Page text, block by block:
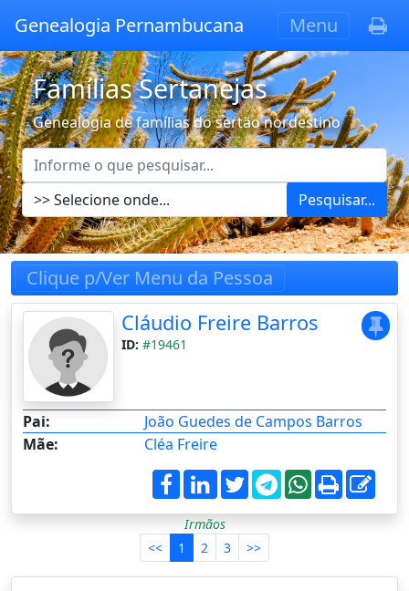
Genealogia Pernambucana Menu
Famílias Sertanejas
Genealogia de famílias do sertão nordestino
Pesquisar...
Clique p/Ver Menu da Pessoa
Cláudio Freire Barros
ID: #19461
Pai:
João Guedes de Campos Barros
Mãe:
Cléa Freire
Irmãos
<<
1 2 3 >>